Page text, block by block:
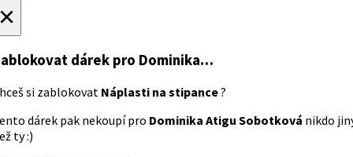
dárek pro Dominika…
si zablokovat Náplasti na stipance?
dárek pak nekoupí pro Dominika Atigu Sobotková nikdo
ty :)